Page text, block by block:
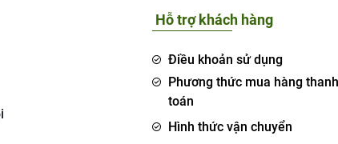
Hỗ trợ khách hàng
Điều khoản sử dụng
Phương thức mua hàng thanh
toán
Hình thức vận chuyển